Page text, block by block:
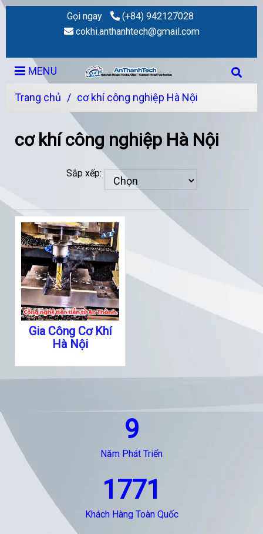
Gọi ngay
(+84) 942127028
cokhi.anthanhtech@gmail.com
MENU
Trang chủ / cơ khí công nghiệp Hà Nội
cơ khí công nghiệp Hà Nội
Sắp xếp:
Gia Công Cơ Khí
Hà Nội
9
Năm Phát Triển
1771
Khách Hàng Toàn Quốc